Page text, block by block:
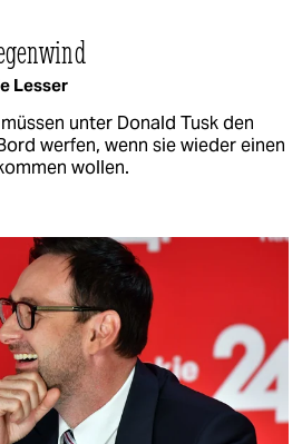
Lesser
unter Donald Tusk den
werfen, wenn sie wieder einen
wollen.